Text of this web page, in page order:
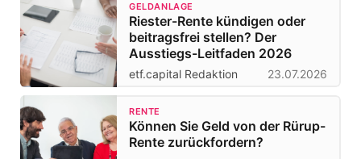
GELDANLAGE
Riester-Rente kündigen oder
beitragsfrei stellen? Der
Ausstiegs-Leitfaden 2026
etf.capital Redaktion 23.07.2026
RENTE
Können Sie Geld von der Rürup-
Rente zurückfordern?